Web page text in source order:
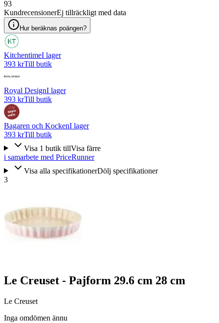
93
KundrecensionerEj tillräckligt med data
Hur beräknas poängen?
KitchentimeI lager
393 krTill butik
Royal DesignI lager
393 krTill butik
Bagaren och KockenI lager
393 krTill butik
Visa 1 butik tillVisa färre
i samarbete med PriceRunner
Visa alla specifikationerDölj specifikationer
3
Le Creuset - Pajform 29.6 cm 28 cm
Le Creuset
Inga omdömen ännu